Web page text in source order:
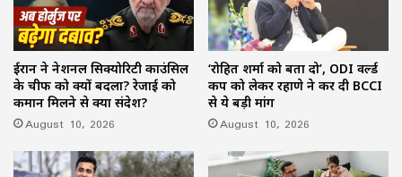
ईरान ने नेशनल सिक्योरिटी काउंसिल
के चीफ को क्यों बदला? रेजाई को
कमान मिलने से क्या संदेश?
August 10, 2026
‘रोहित शर्मा को बता दो’, ODI वर्ल्ड
कप को लेकर रहाणे ने कर दी BCCI
से ये बड़ी मांग
August 10, 2026